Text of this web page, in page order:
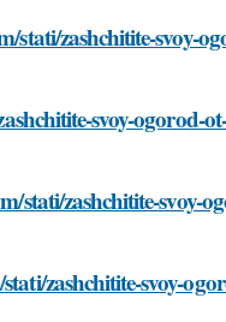
zashchitite-svoy-
svoy-ogorod-
stati/zashchitite-svoy-
zashchitite-svoy-